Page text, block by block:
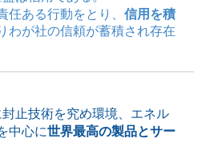
任ある行動をとり、 信用を積
わが社の信頼が蓄積され存在
止技術を究め環境、エネル
中心に世界最高の製品とサー